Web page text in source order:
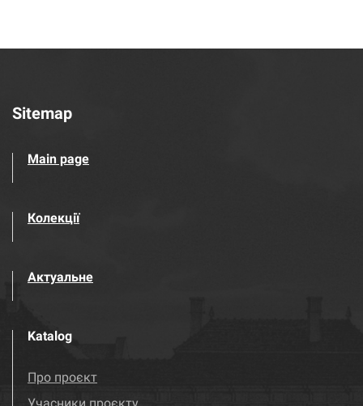
Sitemap
Main page
Колекції
Актуальне
Katalog
Про проєкт